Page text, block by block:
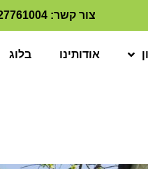
צור קשר: 0527761004
אודותינו בלוג